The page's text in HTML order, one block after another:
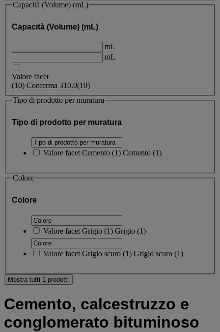
Capacità (Volume) (mL)
Capacità (Volume) (mL)
mL
mL
Valore facet
(10) Conferma 310.0(10)
Tipo di prodotto per muratura
Tipo di prodotto per muratura
Valore facet Cemento (1) Cemento (1)
Colore
Colore
Valore facet Grigio (1) Grigio (1)
Valore facet Grigio scuro (1) Grigio scuro (1)
Mostra tutti 1 prodotti
Cemento, calcestruzzo e
conglomerato bituminoso